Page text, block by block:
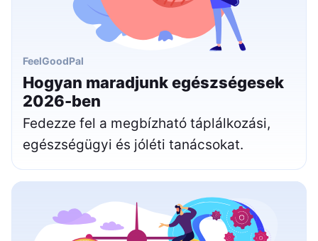
FeelGoodPal
Hogyan maradjunk egészségesek
2026-ben
Fedezze fel a megbízható táplálkozási,
egészségügyi és jóléti tanácsokat.